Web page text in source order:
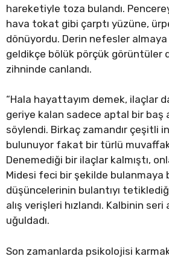
hareketiyle toza bulandı.
hava tokat gibi çarptı yüzüne,
dönüyordu. Derin nefesler almaya
geldikçe bölük pörçük görüntüler
zihninde canlandı.
“Hala hayattayım demek, ilaçlar
geriye kalan sadece aptal bir baş
söylendi. Birkaç zamandır çeşitli
bulunuyor fakat bir türlü
Denemediği bir ilaçlar kalmıştı,
Midesi feci bir şekilde bulanmaya
düşüncelerinin bulantıyı
alış verişleri hızlandı. Kalbinin seri
uğuldadı.
Son zamanlarda psikolojisi